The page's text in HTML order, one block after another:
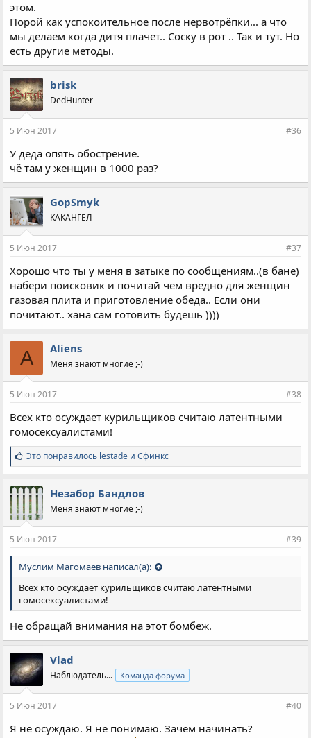
этом.
Порой как успокоительное после нервотрёпки... а что
мы делаем когда дитя плачет.. Соску в рот .. Так и тут. Но
есть другие методы.
brisk
DedHunter
5 Июн 2017 #36
У деда опять обострение.
чё там у женщин в 1000 раз?
GopSmyk
КАКАНГЕЛ
5 Июн 2017 #37
Хорошо что ты у меня в затыке по сообщениям..(в бане)
набери поисковик и почитай чем вредно для женщин
газовая плита и приготовление обеда.. Если они
почитают.. хана сам готовить будешь ))))
A Aliens
Меня знают многие ;-)
5 Июн 2017 #38
Всех кто осуждает курильщиков считаю латентными
гомосексуалистами!
С
и
м
п
а
т
и
:
Это понравилось lestade иСфинкс
Незабор Бандлов
Меня знают многие ;-)
5 Июн 2017 #39
Муслим Магомаев написал(а):
Всех кто осуждает курильщиков считаю латентными
гомосексуалистами!
Не обращай внимания на этот бомбеж.
Vlad
Наблюдатель... Команда форума
5 Июн 2017 #40
Я не осуждаю. Я не понимаю. Зачем начинать?